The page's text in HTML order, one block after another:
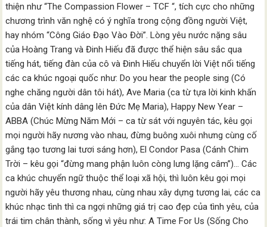
thiện như “The Compassion Flower – TCF “, tích cực cho những
chương trình văn nghệ có ý nghĩa trong cộng đồng người Việt,
hay nhóm “Công Giáo Đạo Vào Đời”. Lòng yêu nước nặng sâu
của Hoàng Trang và Đinh Hiếu đã được thể hiện sâu sắc qua
tiếng hát, tiếng đàn của cô và Đinh Hiếu chuyển lời Việt nổi tiếng
các ca khúc ngoại quốc như: Do you hear the people sing (Có
nghe chăng người dân tôi hát), Ave Maria (ca từ tựa lời kinh khấn
của dân Việt kính dâng lên Đức Mẹ Maria), Happy New Year –
ABBA (Chúc Mừng Năm Mới – ca từ sát với nguyên tác, kêu gọi
mọi người hãy nương vào nhau, đừng buông xuôi nhưng cùng cố
gắng tạo tương lai tươi sáng hơn), El Condor Pasa (Cánh Chim
Trời – kêu gọi “đừng mang phận luôn còng lưng lặng câm”)… Các
ca khúc chuyển ngữ thuộc thể loại xã hội, thì luôn kêu gọi mọi
người hãy yêu thương nhau, cùng nhau xây dựng tương lai, các ca
khúc nhạc tình thì ca ngợi những giá trị cao đẹp của tình yêu, của
trái tim chân thành, sống vì yêu như: A Time For Us (Sống Cho